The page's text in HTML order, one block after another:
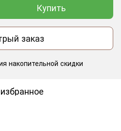
Купить
заказ
накопительной скидки